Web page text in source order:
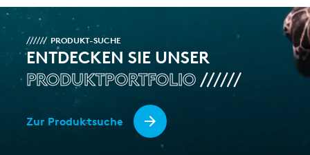
PRODUKT-SUCHE
ENTDECKEN SIE UNSER
PRODUKTPORTFOLIO
Zur Produktsuche